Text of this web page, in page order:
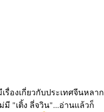
เรื่องเกี่ยวกับประเทศจีนหลาก
มี "เติ้ง ลี่จวิน"...อ่านแล้วก็